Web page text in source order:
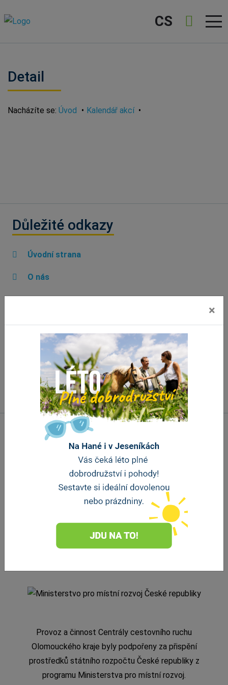
CS
Detail
Nacházíte se: Úvod Kalendář akcí
Důležité odkazy
Úvodní strana
O nás
Informační centra
Aplikace ke stažení
Náměty a připomínky
Banner portálu
Provoz a činnost Centrály cestovního ruchu
Olomouckého kraje byly podpořeny za přispění
prostředků státního rozpočtu České republiky z
programu Ministerstva pro místní rozvoj.
×